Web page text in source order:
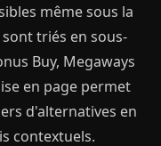
même sous la
triés en sous-
Buy, Megaways
en page permet
d'alternatives en
contextuels.